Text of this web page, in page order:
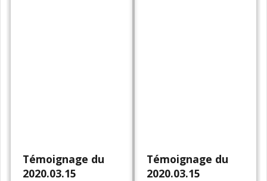
Témoignage du
2020.03.15
Témoignage du
2020.03.15